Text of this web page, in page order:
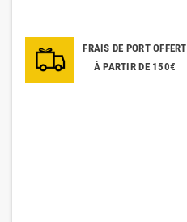
FRAIS DE PORT OFFERT
À PARTIR DE 150€